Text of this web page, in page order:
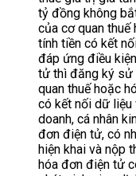
tỷ đồng không
của cơ quan
tính tiền có kết
đáp ứng điều
tử thì đăng ký sử
quan thuế hoặc
có kết nối dữ liệu
doanh, cá nhân
đơn điện tử, có
hiện khai và nộp
hóa đơn điện tử